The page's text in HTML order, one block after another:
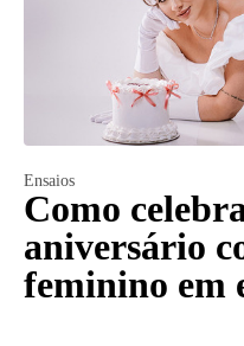
Ensaios
Como
aniversário
feminino em